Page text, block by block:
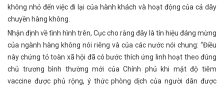
không nhỏ đến việc đi lại của hành khách và hoạt động của cả dây
chuyền hàng không.
Nhận định về tình hình trên, Cục cho rằng đây là tín hiệu đáng mừng
của ngành hàng không nói riêng và của các nước nói chung: “Điều
này chứng tỏ toàn xã hội đã có bước thích ứng linh hoạt theo đúng
chủ trương bình thường mới của Chính phủ khi mật độ tiêm
vaccine được phủ rộng, ý thức phòng dịch của người dân được